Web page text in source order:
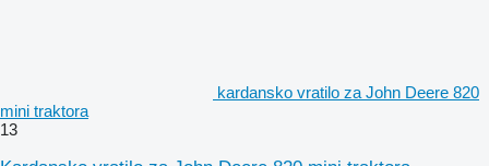
kardansko vratilo za John Deere 820
mini traktora
13